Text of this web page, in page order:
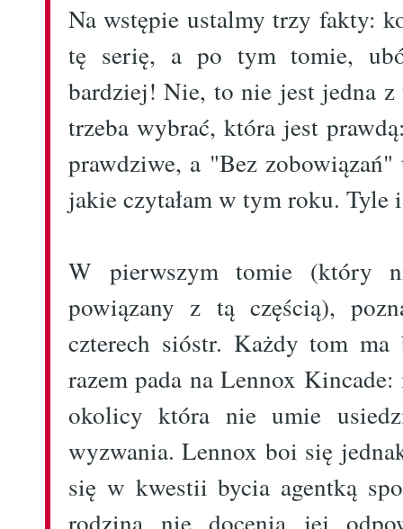
Na wstępie ustalmy trzy fakty:
tę serię, a po tym tomie,
bardziej! Nie, to nie jest jedna
trzeba wybrać, która jest
prawdziwe, a "Bez
jakie czytałam w tym roku. Tyle
W pierwszym tomie (który
powiązany z tą częścią),
czterech sióstr. Każdy tom
razem pada na Lennox
okolicy która nie umie
wyzwania. Lennox boi się
się w kwestii bycia agentką